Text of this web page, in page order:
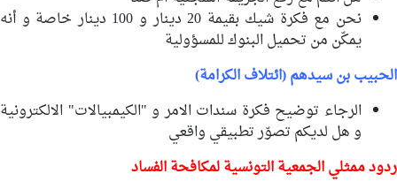
نحن مع فكرة شيك بقيمة 20 دينار و 100 دينار خاصة و أنه
يمكّن من تحميل البنوك للمسؤولية
الحبيب بن سيدهم (ائتلاف الكرامة)
الرجاء توضيح فكرة سندات الامر و "الكيمبيالات" الالكترونية
و هل لديكم تصوّر تطبيقي واقعي
ردودممثليالجمعية التونسية لمكافحة الفساد